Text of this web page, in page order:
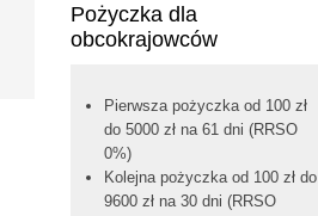
Pożyczka dla
obcokrajowców
Pierwsza pożyczka od 100 zł
do 5000 zł na 61 dni (RRSO
0%)
Kolejna pożyczka od 100 zł do
9600 zł na 30 dni (RRSO